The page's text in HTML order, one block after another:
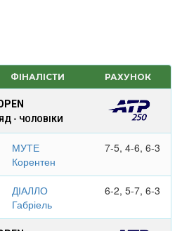
ФІНАЛІСТИ РАХУНОК
- ЧОЛОВІКИ
МУТЕ
Корентен
7-5, 4-6, 6-3
ДІАЛЛО
Габріель
6-2, 5-7, 6-3